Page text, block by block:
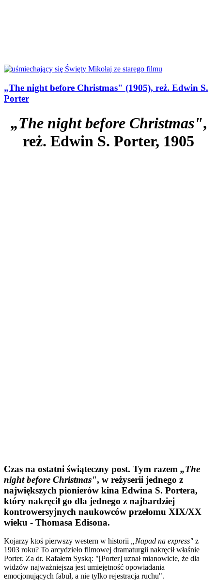
„The night before Christmas" (1905), reż. Edwin S.
Porter
„The night before Christmas",
reż. Edwin S. Porter, 1905
Czas na ostatni świąteczny post. Tym razem „The
night before Christmas", w reżyserii jednego z
największych pionierów kina Edwina S. Portera,
który nakręcił go dla jednego z najbardziej
kontrowersyjnych naukowców przełomu XIX/XX
wieku - Thomasa Edisona.
Kojarzy ktoś pierwszy western w historii „Napad na express" z
1903 roku? To arcydzieło filmowej dramaturgii nakręcił właśnie
Porter. Za dr. Rafałem Syską: "[Porter] uznał mianowicie, że dla
widzów najważniejsza jest umiejętność opowiadania
emocjonujących fabuł, a nie tylko rejestracja ruchu".